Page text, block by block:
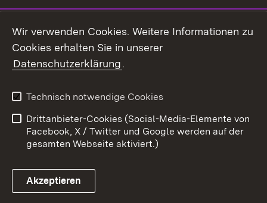
Link zum Landesportal
Kontakt
Barrierefreiheit
Impressum
Cookies
Wir verwenden Cookies. Weitere Informationen zu
Cookies erhalten Sie in unserer
Datenschutzerklärung.
Technisch notwendige Cookies
Drittanbieter-Cookies (Social-Media-Elemente von
Facebook, X / Twitter und Google werden auf der
gesamten Webseite aktiviert.)
Akzeptieren